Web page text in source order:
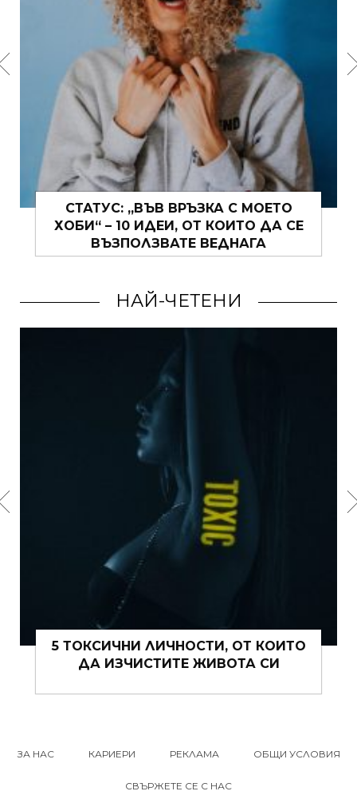
СТАТУС: „ВЪВ ВРЪЗКА С МОЕТО
ХОБИ“ – 10 ИДЕИ, ОТ КОИТО ДА СЕ
ВЪЗПОЛЗВАТЕ ВЕДНАГА
НАЙ-ЧЕТЕНИ
5 ТОКСИЧНИ ЛИЧНОСТИ, ОТ КОИТО
ДА ИЗЧИСТИТЕ ЖИВОТА СИ
ЗА НАС КАРИЕРИ РЕКЛАМА ОБЩИ УСЛОВИЯ
СВЪРЖЕТЕ СЕ С НАС